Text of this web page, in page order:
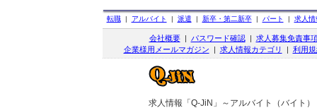
転職| アルバイト | 派遣 | 新卒・第二新卒| パート | 求人情
会社概要| パスワード確認| 求人募集免責事
企業様用メールマガジン | 求人情報カテゴリ | 利用
求人情報「Q-JiN」～アルバイト（バイト